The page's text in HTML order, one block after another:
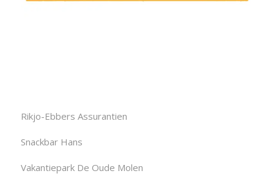
Rikjo-Ebbers Assurantien
Snackbar Hans
Vakantiepark De Oude Molen